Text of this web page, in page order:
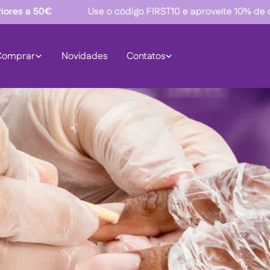
Use o código FIRST10 e aproveite 10% de desconto na
Novidades Contatos